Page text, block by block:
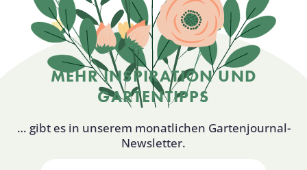
MEHR INSPIRATION UND
GARTENTIPPS
… gibt es in unserem monatlichen Gartenjournal-
Newsletter.